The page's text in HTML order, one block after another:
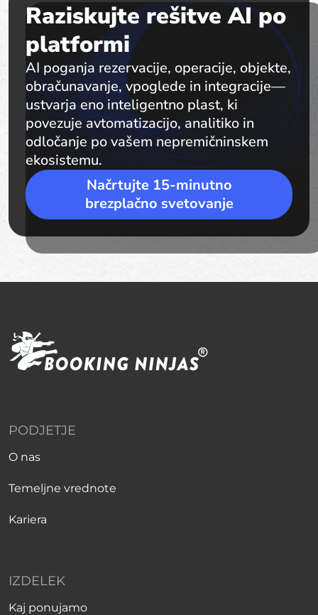
Raziskujte rešitve AI po
platformi
AI poganja rezervacije, operacije, objekte,
obračunavanje, vpoglede in integracije—
ustvarja eno inteligentno plast, ki
povezuje avtomatizacijo, analitiko in
odločanje po vašem nepremičninskem
ekosistemu.
Načrtujte 15-minutno
brezplačno svetovanje
PODJETJE
O nas
Temeljne vrednote
Kariera
IZDELEK
Kaj ponujamo